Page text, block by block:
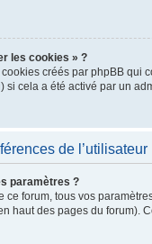
les cookies » ?
créés par phpBB qui
si cela a été activé par un
de l’utilisateur
paramètres ?
ce forum, tous vos
haut des pages du forum).